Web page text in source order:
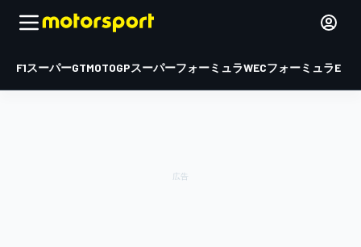
F1スーパーGTMOTOGPスーパーフォーミュラWECフォーミュラE